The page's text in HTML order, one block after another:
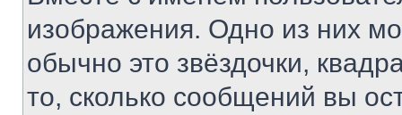
изображения. Одно из них
обычно это звёздочки,
то, сколько сообщений вы